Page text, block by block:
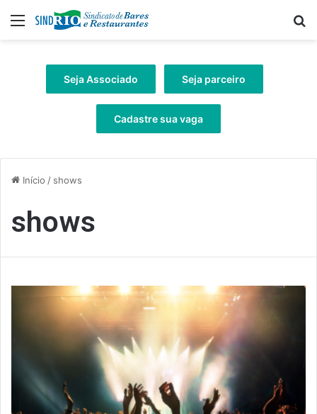
Menu
Seja Associado Seja parceiro
Cadastre sua vaga
Início / shows
shows